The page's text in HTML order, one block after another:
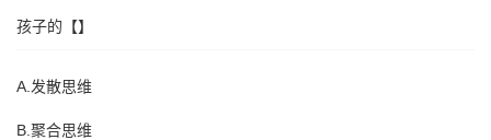
孩子的【】
A.发散思维
B.聚合思维